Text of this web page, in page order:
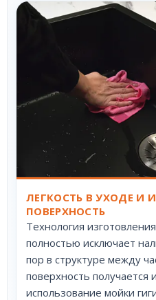
ЛЕГКОСТЬ В УХОДЕ И
ПОВЕРХНОСТЬ
Технология
полностью исключает
пор в структуре между
поверхность получается
использование мойки